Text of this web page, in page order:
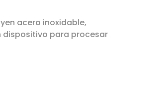
acero inoxidable,
dispositivo para procesar